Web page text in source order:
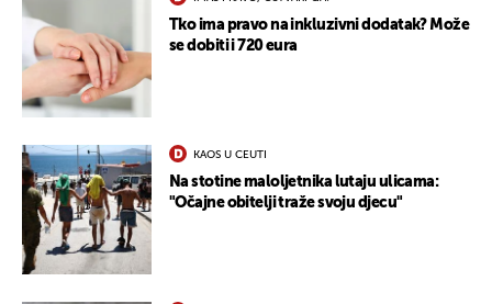
Tko ima pravo na inkluzivni dodatak? Može
se dobiti i 720 eura
KAOS U CEUTI
Na stotine maloljetnika lutaju ulicama:
"Očajne obitelji traže svoju djecu"